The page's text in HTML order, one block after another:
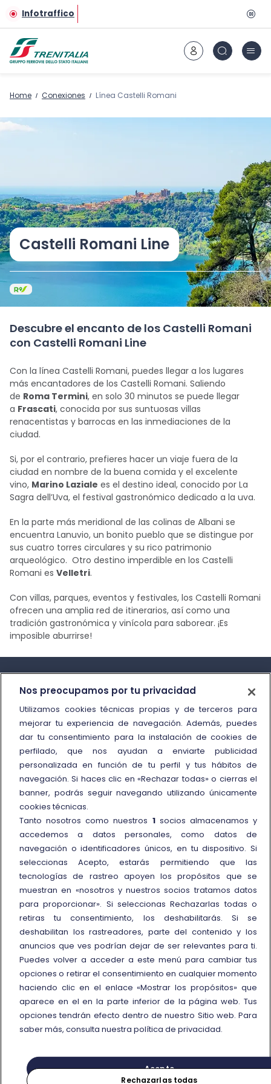
Ir al contenido principal
Infotraffico
Home Conexiones Línea Castelli Romani
Castelli Romani Line
Descubre el encanto de los Castelli Romani
con Castelli Romani Line
Con la línea Castelli Romani, puedes llegar a los lugares
más encantadores de los Castelli Romani. Saliendo
de Roma Termini, en solo 30 minutos se puede llegar
a Frascati, conocida por sus suntuosas villas
renacentistas y barrocas en las inmediaciones de la
ciudad.
Si, por el contrario, prefieres hacer un viaje fuera de la
ciudad en nombre de la buena comida y el excelente
vino, Marino Laziale es el destino ideal, conocido por La
Sagra dell’Uva, el festival gastronómico dedicado a la uva.
En la parte más meridional de las colinas de Albani se
encuentra Lanuvio, un bonito pueblo que se distingue por
sus cuatro torres circulares y su rico patrimonio
arqueológico. Otro destino imperdible en los Castelli
Romani es Velletri.
Con villas, parques, eventos y festivales, los Castelli Romani
ofrecen una amplia red de itinerarios, así como una
tradición gastronómica y vinícola para saborear. ¡Es
imposible aburrirse!
Información y contacto
Call Center
Oficinas de atención al cliente
Personas con movilidad reducida
Cómo presentar una reclamación
Reembolso y compensación
Más información
Condiciones de uso de
tarifas/ofertas
Trenitalia y la sostenibilidad
Viaggiatreno
Enlace externo
© Gruppo FS Italiane 2026
Protección de datos personales
Política de cookies
Nos preocupamos por tu privacidad
Utilizamos cookies técnicas propias y de terceros para
mejorar tu experiencia de navegación. Además, puedes
dar tu consentimiento para la instalación de cookies de
perfilado, que nos ayudan a enviarte publicidad
personalizada en función de tu perfil y tus hábitos de
navegación. Si haces clic en «Rechazar todas» o cierras el
banner, podrás seguir navegando utilizando únicamente
cookies técnicas.
Tanto nosotros como nuestros 1socios almacenamos y
accedemos a datos personales, como datos de
navegación o identificadores únicos, en tu dispositivo. Si
seleccionas Acepto, estarás permitiendo que las
tecnologías de rastreo apoyen los propósitos que se
muestran en «nosotros y nuestros socios tratamos datos
para proporcionar». Si seleccionas Rechazarlas todas o
retiras tu consentimiento, los deshabilitarás. Si se
deshabilitan los rastreadores, parte del contenido y los
anuncios que ves podrían dejar de ser relevantes para ti.
Puedes volver a acceder a este menú para cambiar tus
opciones o retirar el consentimiento en cualquier momento
haciendo clic en el enlace «Mostrar los propósitos» que
aparece en el en la parte inferior de la página web. Tus
opciones tendrán efecto dentro de nuestro Sitio web. Para
saber más, consulta nuestra política de privacidad.
Acepto
Rechazarlas todas